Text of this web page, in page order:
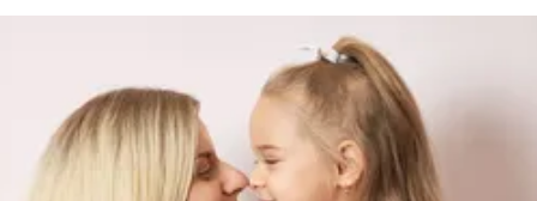
Ukrainie